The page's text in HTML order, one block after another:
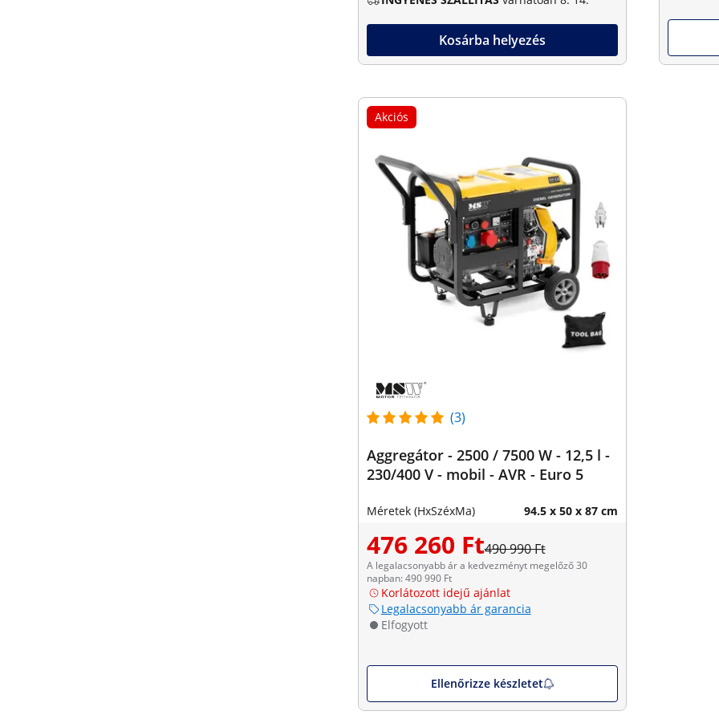
Kosárba helyezés
Akciós
(3)
Aggregátor - 2500 / 7500 W - 12,5 l -
230/400 V - mobil - AVR - Euro 5
Méretek (HxSzéxMa) 94.5 x 50 x 87 cm
476 260 Ft490 990 Ft
A legalacsonyabb ár a kedvezményt megelőző 30
napban: 490 990 Ft
Korlátozott idejű ajánlat
Legalacsonyabb ár garancia
Elfogyott
Ellenőrizze készletet